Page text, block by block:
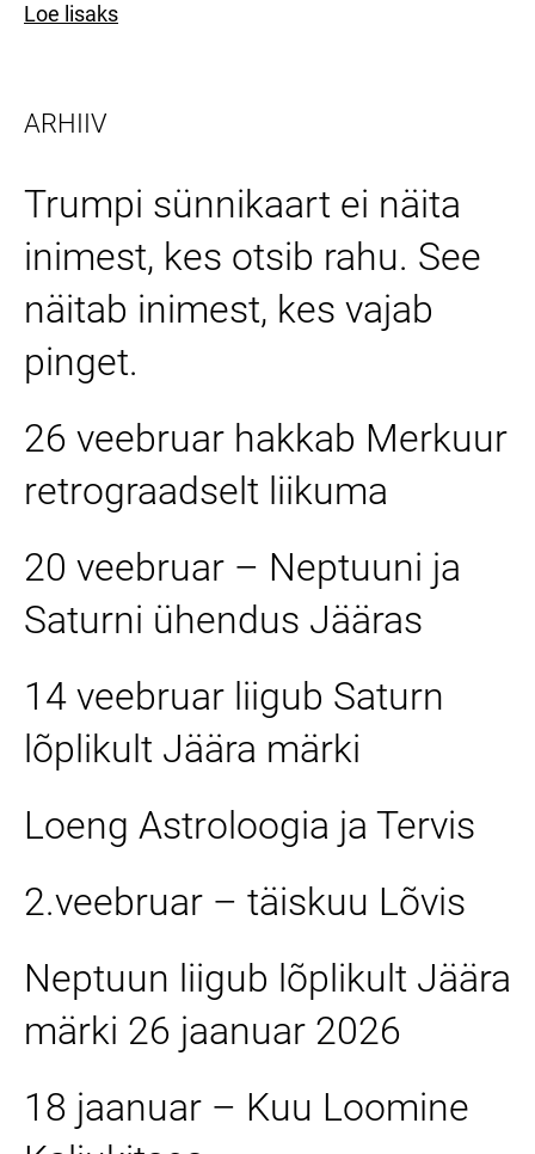
Loe lisaks
ARHIIV
Trumpi sünnikaart ei näita
inimest, kes otsib rahu. See
näitab inimest, kes vajab
pinget.
26 veebruar hakkab Merkuur
retrograadselt liikuma
20 veebruar – Neptuuni ja
Saturni ühendus Jääras
14 veebruar liigub Saturn
lõplikult Jäära märki
Loeng Astroloogia ja Tervis
2.veebruar – täiskuu Lõvis
Neptuun liigub lõplikult Jäära
märki 26 jaanuar 2026
18 jaanuar – Kuu Loomine